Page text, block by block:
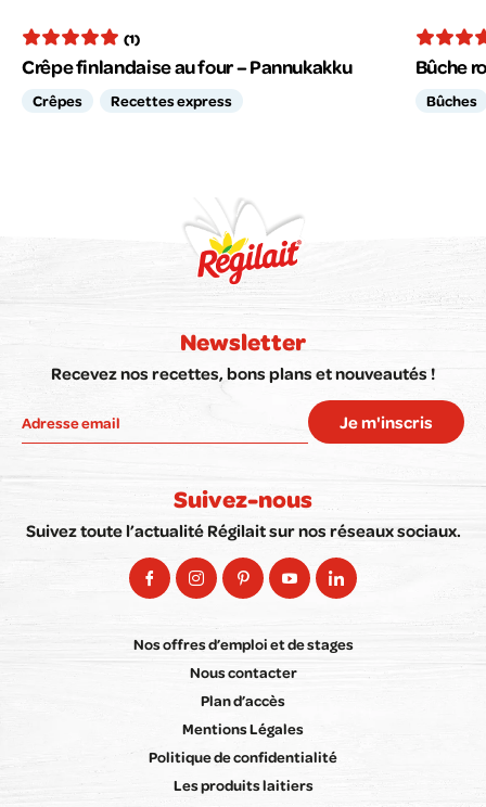
(1)
Crêpe finlandaise au four – Pannukakku
Crêpes Recettes express
Bûche
Bûches
Newsletter
Recevez nos recettes, bons plans et nouveautés !
Je m'inscris
Suivez-nous
Suivez toute l’actualité Régilait sur nos réseaux sociaux.
Nos offres d’emploi et de stages
Nous contacter
Plan d’accès
Mentions Légales
Politique de confidentialité
Les produits laitiers